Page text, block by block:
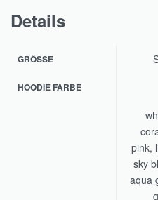
Details
GRÖSSE
HOODIE FARBE
pink,
sky
aqua